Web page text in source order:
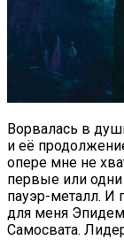
Ворвалась в
и её
опере мне не
первые или одни
пауэр-металл. И
для меня
Самосвата.